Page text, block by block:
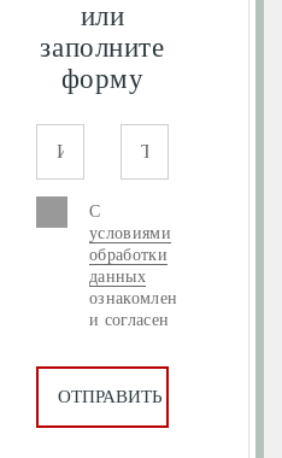
или
заполните
форму
С
условиями
обработки
данных
ознакомлен
и согласен